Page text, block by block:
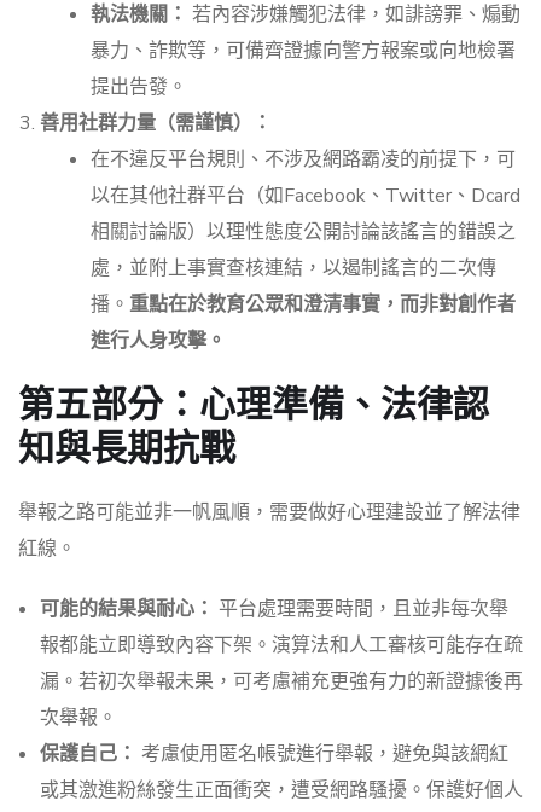
執法機關： 若內容涉嫌觸犯法律，如誹謗罪、煽動
暴力、詐欺等，可備齊證據向警方報案或向地檢署
提出告發。
善用社群力量（需謹慎）：
在不違反平台規則、不涉及網路霸凌的前提下，可
以在其他社群平台（如Facebook、Twitter、Dcard
相關討論版）以理性態度公開討論該謠言的錯誤之
處，並附上事實查核連結，以遏制謠言的二次傳
播。 重點在於教育公眾和澄清事實，而非對創作者
進行人身攻擊。
第五部分：心理準備、法律認
知與長期抗戰
舉報之路可能並非一帆風順，需要做好心理建設並了解法律
紅線。
可能的結果與耐心： 平台處理需要時間，且並非每次舉
報都能立即導致內容下架。演算法和人工審核可能存在疏
漏。若初次舉報未果，可考慮補充更強有力的新證據後再
次舉報。
保護自己： 考慮使用匿名帳號進行舉報，避免與該網紅
或其激進粉絲發生正面衝突，遭受網路騷擾。保護好個人